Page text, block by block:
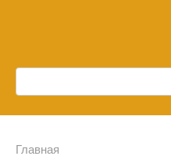
контенту
Главная